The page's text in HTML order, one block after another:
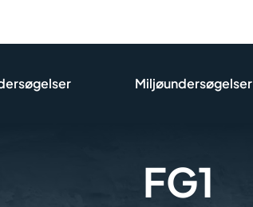
Miljøundersøgelser
FG1